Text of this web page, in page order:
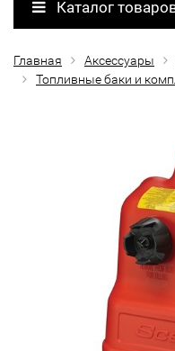
Каталог
Главная Аксессуары
Топливные баки и